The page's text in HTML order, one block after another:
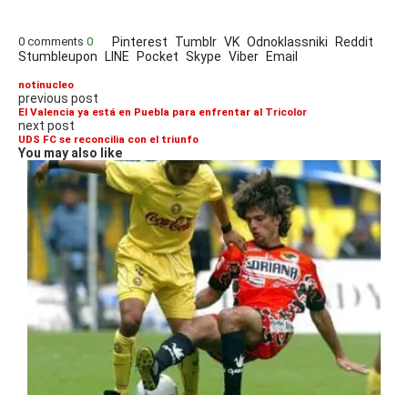
0 comments 0 Pinterest Tumblr VK Odnoklassniki
Reddit
Stumbleupon
LINE Pocket Skype Viber Email
notinucleo
previous post
El Valencia ya está en Puebla para enfrentar al Tricolor
next post
UDS FC se reconcilia con el triunfo
You may also like